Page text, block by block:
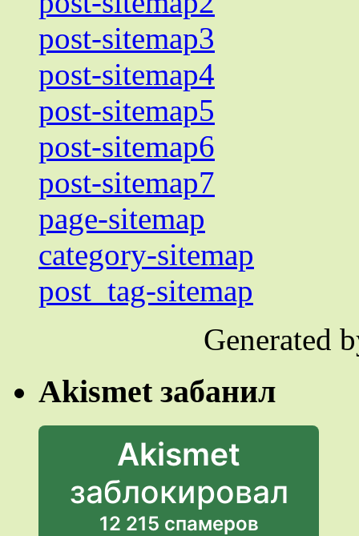
post-sitemap3
post-sitemap4
post-sitemap5
post-sitemap6
post-sitemap7
page-sitemap
category-sitemap
post_tag-sitemap
Generated
Akismet забанил
Akismet
заблокировал
12 215 спамеров